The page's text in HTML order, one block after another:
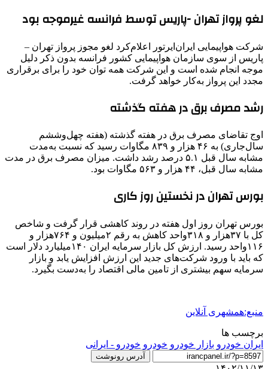
لغو پرواز تهران -پاریس توسط فرانسه غیرموجه بود
شرکت هواپیمایی ایران‌ایرتور اعلام‌کرد لغو مجوز پرواز تهران –
پاریس از سوی سازمان هواپیمایی کشور فرانسه بدون ذکر دلیل
موجه انجام شده است و این شرکت همه توان خود را برای برقراری
مجدد این پرواز به‌کار خواهد گرفت.
رشد مصرف برق در هفته گذشته
اوج تقاضای مصرف برق در هفته گذشته (هفته چهل‌وششم
سال‌جاری) به ۴۶ هزار و ۸۳۹ مگاوات رسید که نسبت به‌مدت
مشابه سال قبل ۵.۱ درصد رشد داشت. میزان مصرف برق در مدت
مشابه سال قبل، ۴۴ هزار و ۵۶۳ مگاوات بود.
بورس تهران در نخستین روز کاری
بورس تهران روز اول هفته در روند کاهشی قرار گرفت و شاخص
کل با ۳۷هزار و ۳۱۸واحد کاهش به رقم ۲میلیون و ۷۶۴هزار و
۱۱۶واحد رسید. ارزش کل بازار سرمایه ایران ۱۴۰میلیارد دلار است
که باید با ورود شرکت‌های جدید این ارزش افزایش یابد و بازار
سرمایه سهم بیشتری از تامین مالی اقتصاد را به‌دست بگیرد.
منبع:همشهری آنلاین
برچسب ها
ايران خودرو بازار خودرو خودرو خودرو - ایرانی
آدرس رونوشت